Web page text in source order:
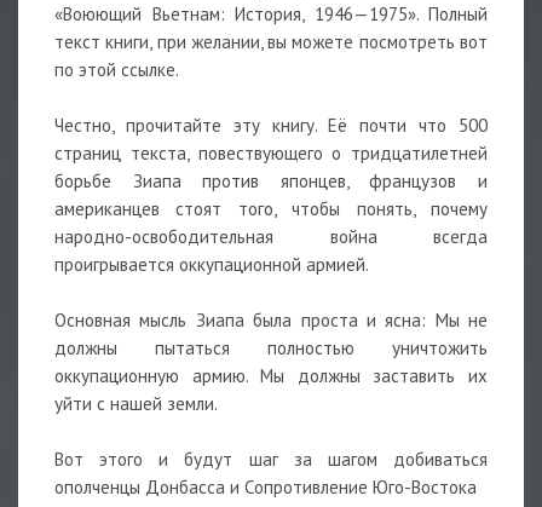
«Воюющий Вьетнам: История, 1946—1975». Полный
текст книги, при желании, вы можете посмотреть вот
по этой ссылке.
Честно, прочитайте эту книгу. Её почти что 500
страниц текста, повествующего о тридцатилетней
борьбе Зиапа против японцев, французов и
американцев стоят того, чтобы понять, почему
народно-освободительная война всегда
проигрывается оккупационной армией.
Основная мысль Зиапа была проста и ясна: Мы не
должны пытаться полностью уничтожить
оккупационную армию. Мы должны заставить их
уйти с нашей земли.
Вот этого и будут шаг за шагом добиваться
ополченцы Донбасса и Сопротивление Юго-Востока